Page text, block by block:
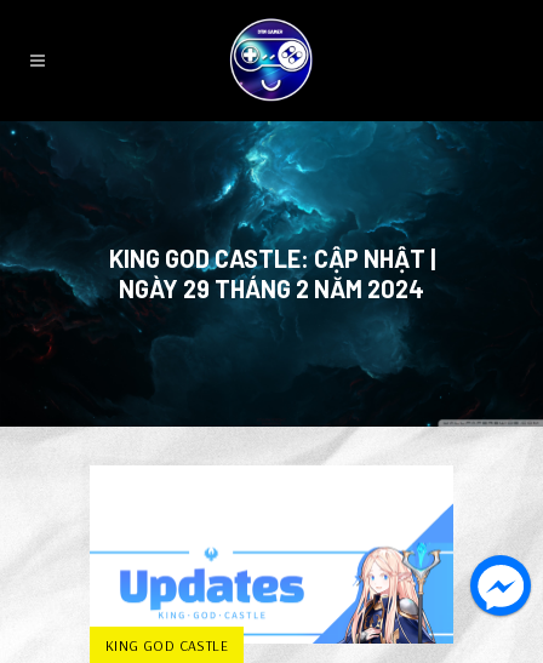
KING GOD CASTLE: CẬP NHẬT |
NGÀY 29 THÁNG 2 NĂM 2024
KING GOD CASTLE